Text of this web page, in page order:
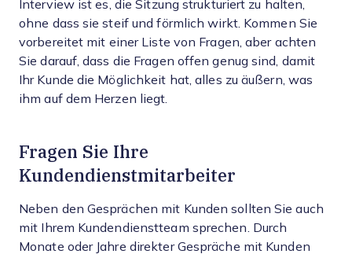
Interview ist es, die Sitzung strukturiert zu halten,
ohne dass sie steif und förmlich wirkt. Kommen Sie
vorbereitet mit einer Liste von Fragen, aber achten
Sie darauf, dass die Fragen offen genug sind, damit
Ihr Kunde die Möglichkeit hat, alles zu äußern, was
ihm auf dem Herzen liegt.
Fragen Sie Ihre
Kundendienstmitarbeiter
Neben den Gesprächen mit Kunden sollten Sie auch
mit Ihrem Kundendienstteam sprechen. Durch
Monate oder Jahre direkter Gespräche mit Kunden